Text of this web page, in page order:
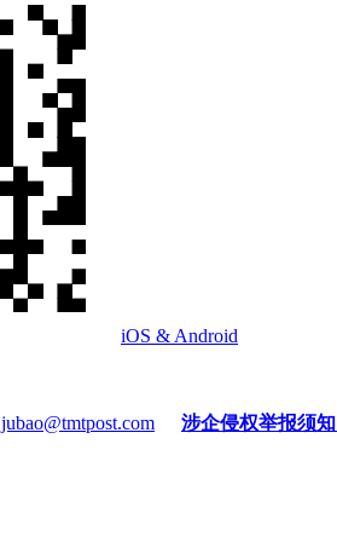
iOS & Android
jubao@tmtpost.com 涉企侵权举报须知